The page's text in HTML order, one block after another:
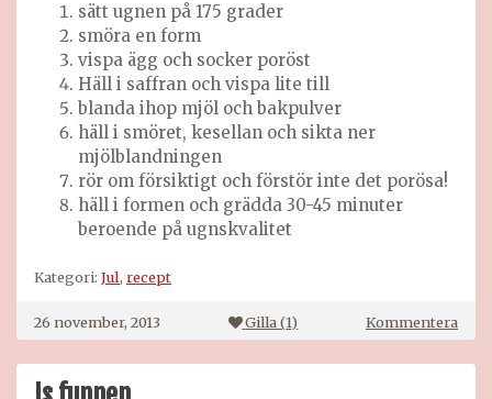
sätt ugnen på 175 grader
smöra en form
vispa ägg och socker poröst
Häll i saffran och vispa lite till
blanda ihop mjöl och bakpulver
häll i smöret, kesellan och sikta ner
mjölblandningen
rör om försiktigt och förstör inte det porösa!
häll i formen och grädda 30-45 minuter
beroende på ugnskvalitet
Kategori: Jul, recept
26 november, 2013 Gilla (1) Kommenterapå